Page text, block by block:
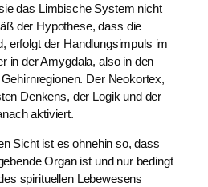
das Limbische System nicht
der Hypothese, dass die
erfolgt der Handlungsimpuls im
in der Amygdala, also in den
Der Neokortex,
Denkens, der Logik und der
aktiviert.
Sicht ist es ohnehin so, dass
Organ ist und nur bedingt
spirituellen Lebewesens